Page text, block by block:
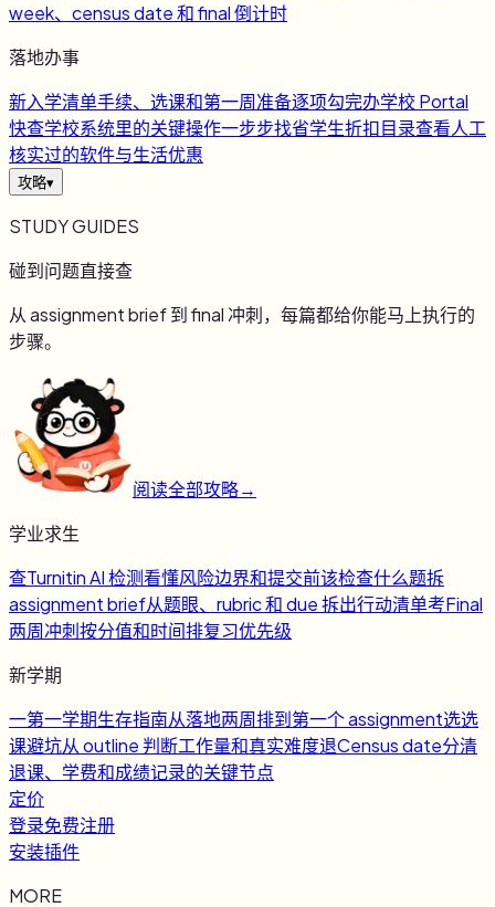
week、census date 和 final 倒计时
落地办事
新入学清单手续、选课和第一周准备逐项勾完办学校 Portal
快查学校系统里的关键操作一步步找省学生折扣目录查看人工
核实过的软件与生活优惠
攻略▾
STUDY GUIDES
碰到问题直接查
从 assignment brief 到 final 冲刺，每篇都给你能马上执行的
步骤。
阅读全部攻略→
学业求生
查Turnitin AI 检测看懂风险边界和提交前该检查什么题拆
assignment brief从题眼、rubric 和 due 拆出行动清单考Final
两周冲刺按分值和时间排复习优先级
新学期
一第一学期生存指南从落地两周排到第一个 assignment选选
课避坑从 outline 判断工作量和真实难度退Census date分清
退课、学费和成绩记录的关键节点
定价
登录免费注册
安装插件
MORE